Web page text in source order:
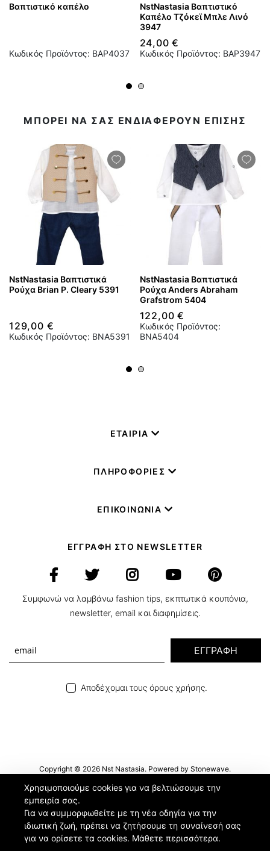
Χρησιμοποιούμε cookies για να βελτιώσουμε την
εμπειρία σας.
Για να συμμορφωθείτε με τη νέα οδηγία για την
ιδιωτική ζωή, πρέπει να ζητήσουμε τη συναίνεσή σας
για να ορίσετε τα cookies. Μάθετε περισσότερα.
Βαπτιστικό καπέλο
Κωδικός Προϊόντος: BAP4037
NstNastasia Βαπτιστικό
Kαπέλο Τζόκεϊ Μπλε Λινό
3947
24,00 €
Κωδικός Προϊόντος: BAP3947
ΜΠΟΡΕΙ ΝΑ ΣΑΣ ΕΝΔΙΑΦΕΡΟΥΝ ΕΠΙΣΗΣ
NstNastasia Βαπτιστικά
Ρούχα Brian P. Cleary 5391
129,00 €
Κωδικός Προϊόντος: BNA5391
NstNastasia Βαπτιστικά
Ρούχα Anders Abraham
Grafstrom 5404
122,00 €
Κωδικός Προϊόντος:
BNA5404
ΕΤΑΙΡΙΑ
ΠΛΗΡΟΦΟΡΙΕΣ
ΕΠΙΚΟΙΝΩΝΙΑ
ΕΓΓΡΑΦΗ ΣΤΟ NEWSLETTER
Συμφωνώ να λαμβάνω fashion tips, εκπτωτικά κουπόνια,
newsletter, email και διαφημίσεις.
ΕΓΓΡΑΦΗ
Αποδέχομαι τους όρους χρήσης.
Copyright © 2026 Nst Nastasia. Powered by Stonewave.